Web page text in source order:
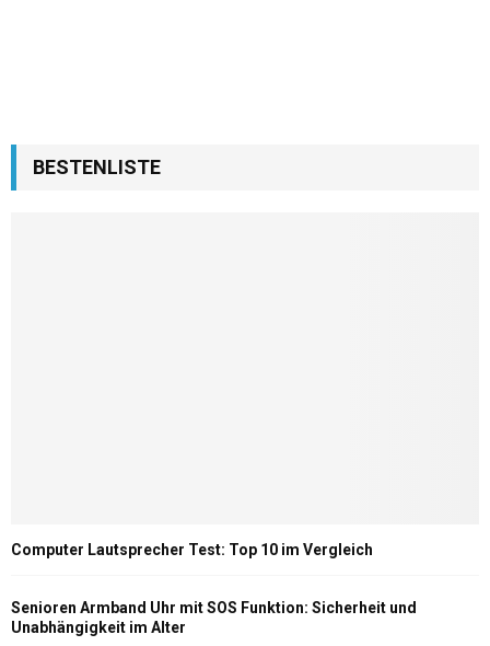
BESTENLISTE
Computer Lautsprecher Test: Top 10 im Vergleich
Senioren Armband Uhr mit SOS Funktion: Sicherheit und
Unabhängigkeit im Alter